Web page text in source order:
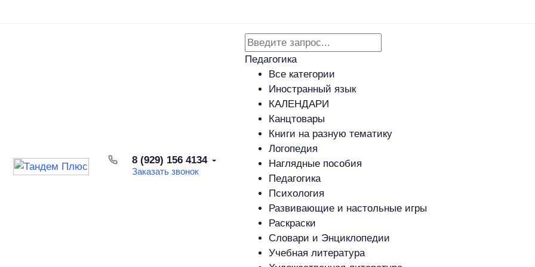
8 (929) 156 4134
Заказать звонок
Педагогика
Все категории
Иностранный язык
КАЛЕНДАРИ
Канцтовары
Книги на разную тематику
Логопедия
Наглядные пособия
Педагогика
Психология
Развивающие и настольные игры
Раскраски
Словари и Энциклопедии
Учебная литература